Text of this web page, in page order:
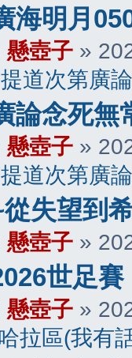
海明月
懸壺子 »
道次第廣
論念死無
懸壺子 »
道次第廣
從失望到
懸壺子 »
世足賽
懸壺子 »
拉區(我有